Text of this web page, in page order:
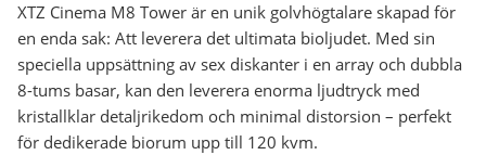
XTZ Cinema M8 Tower är en unik golvhögtalare skapad för
en enda sak: Att leverera det ultimata bioljudet. Med sin
speciella uppsättning av sex diskanter i en array och dubbla
8-tums basar, kan den leverera enorma ljudtryck med
kristallklar detaljrikedom och minimal distorsion – perfekt
för dedikerade biorum upp till 120 kvm.